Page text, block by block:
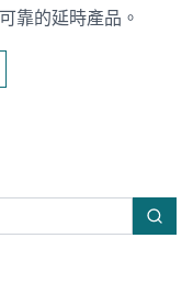
靠的延時產品。